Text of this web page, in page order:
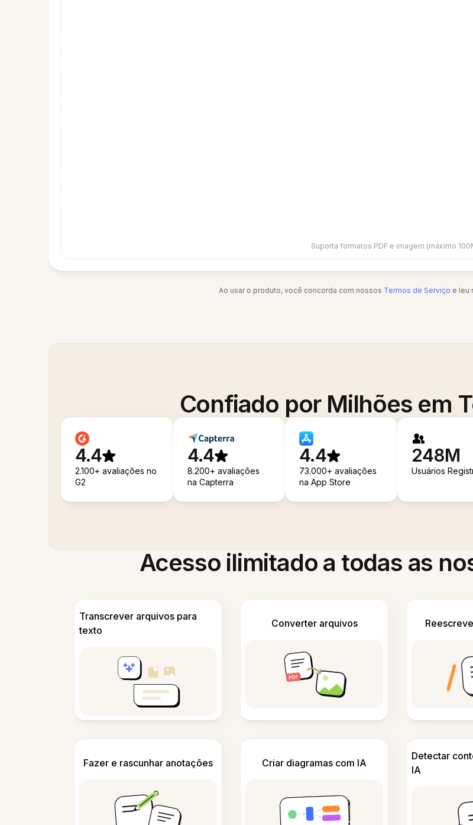
Suporta formatos PDF e imagem (máximo
Ao usar o produto, você concorda com nossos Termos de Serviço e leu
Confiado por Milhões em
4.4
2.100+ avaliações no
G2
4.4
8.200+ avaliações
na Capterra
4.4
73.000+ avaliações
na App Store
248M
Usuários
Acesso ilimitado a todas as
Transcrever arquivos para
texto
Converter arquivos
Fazer e rascunhar anotações Criar diagramas com IA
Detectar
IA